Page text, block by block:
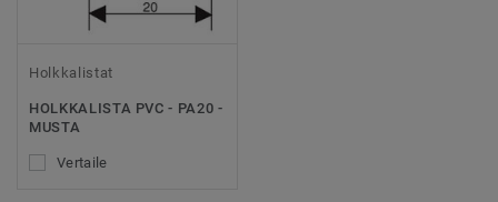
Holkkalistat
HOLKKALISTA PVC - PA20 -
MUSTA
Vertaile